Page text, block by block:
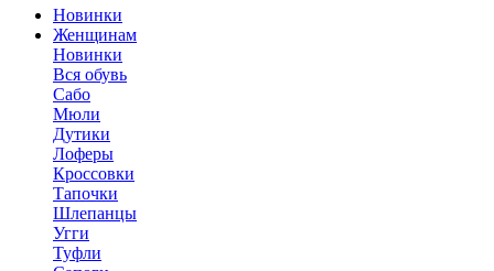
Новинки
Женщинам
Новинки
Вся обувь
Сабо
Мюли
Дутики
Лоферы
Кроссовки
Тапочки
Шлепанцы
Угги
Туфли